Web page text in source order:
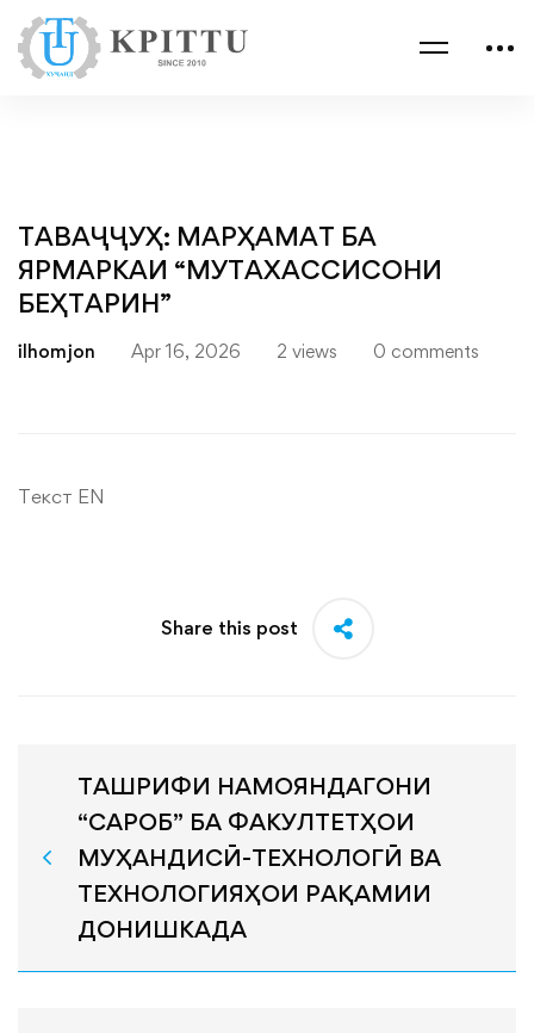
ТАВАҶҶУҲ: МАРҲАМАТ БА
ЯРМАРКАИ “МУТАХАССИСОНИ
БЕҲТАРИН”
ilhomjon Apr 16, 2026 2 views 0 comments
Текст EN
Share this post
ТАШРИФИ НАМОЯНДАГОНИ
“САРОБ” БА ФАКУЛТЕТҲОИ
МУҲАНДИСӢ-ТЕХНОЛОГӢ ВА
ТЕХНОЛОГИЯҲОИ РАҚАМИИ
ДОНИШКАДА